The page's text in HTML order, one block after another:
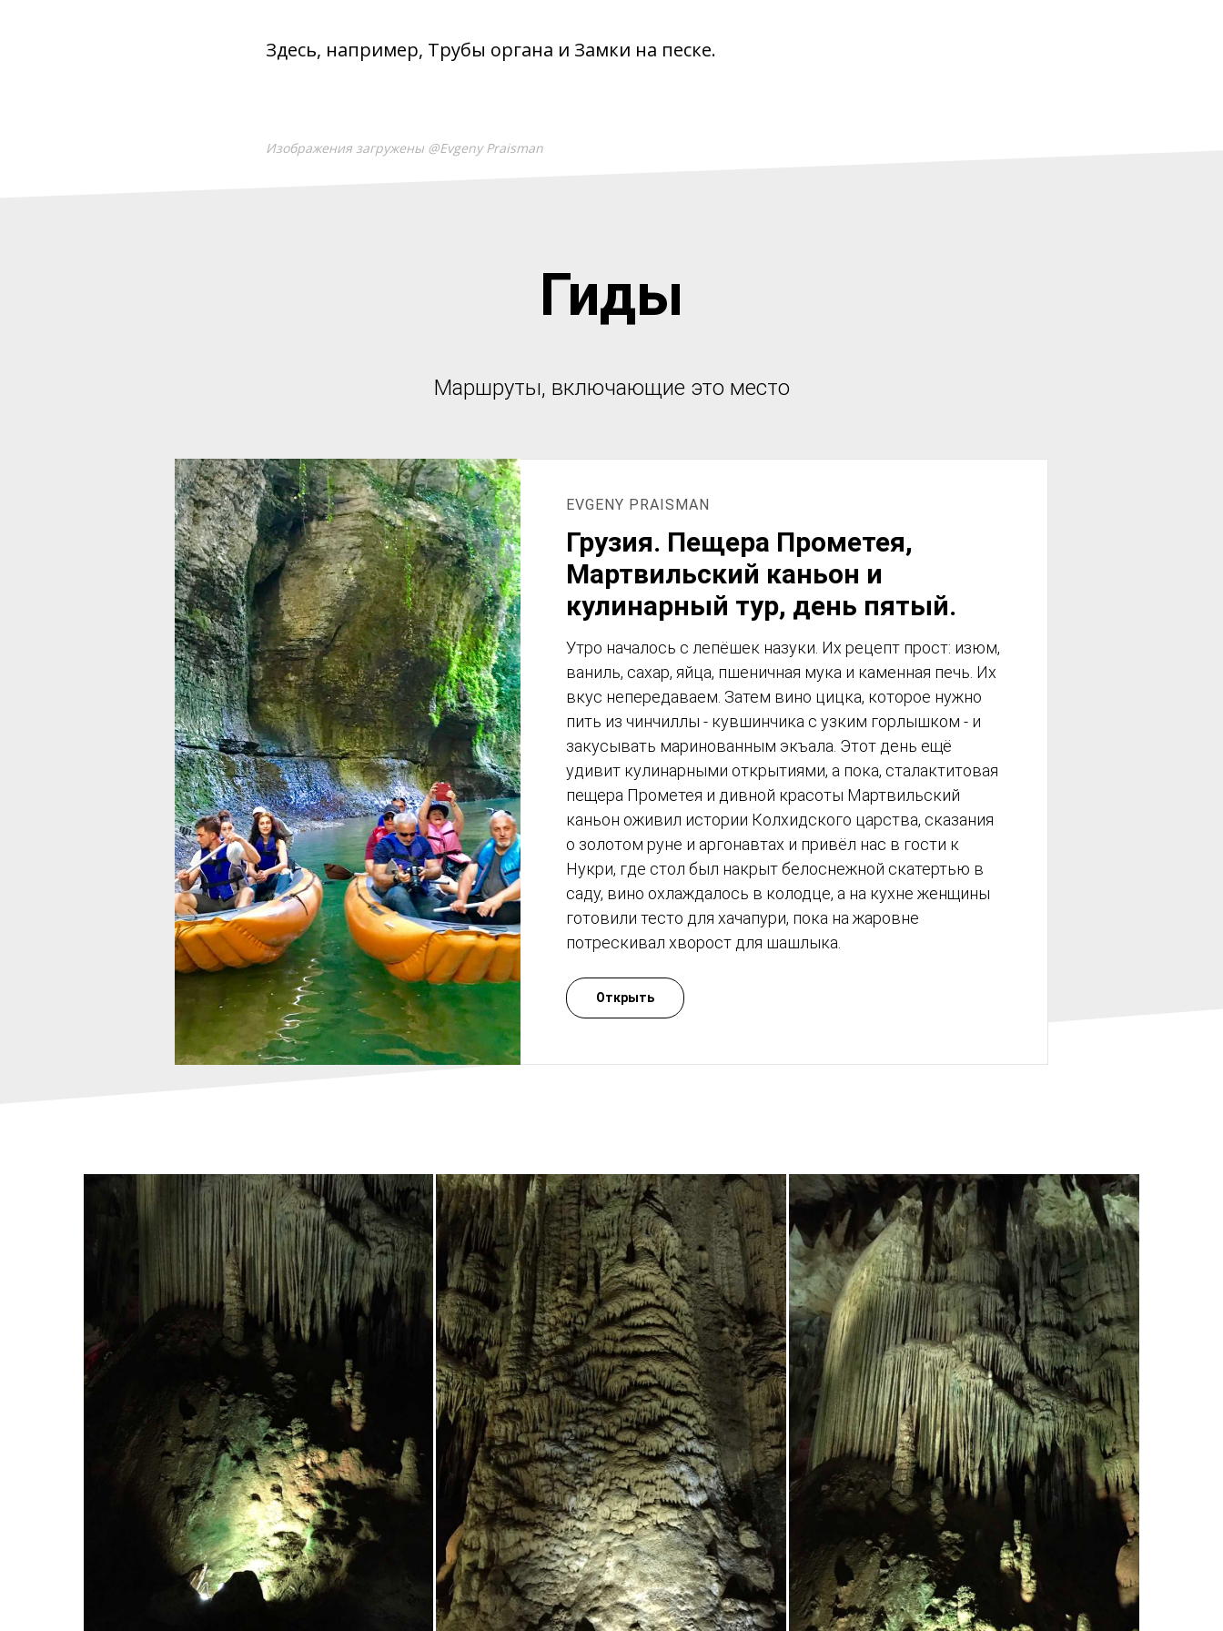
Здесь, например, Трубы органа и Замки на песке.
Изображения загружены @Evgeny Praisman
Гиды
Маршруты, включающие это место
EVGENY PRAISMAN
Грузия. Пещера Прометея,
Мартвильский каньон и
кулинарный тур, день пятый.
Утро началось с лепёшек назуки. Их рецепт прост: изюм,
ваниль, сахар, яйца, пшеничная мука и каменная печь. Их
вкус непередаваем. Затем вино цицка, которое нужно
пить из чинчиллы - кувшинчика с узким горлышком - и
закусывать маринованным экъала. Этот день ещё
удивит кулинарными открытиями, а пока, сталактитовая
пещера Прометея и дивной красоты Мартвильский
каньон оживил истории Колхидского царства, сказания
о золотом руне и аргонавтах и привёл нас в гости к
Нукри, где стол был накрыт белоснежной скатертью в
саду, вино охлаждалось в колодце, а на кухне женщины
готовили тесто для хачапури, пока на жаровне
потрескивал хворост для шашлыка.
Открыть